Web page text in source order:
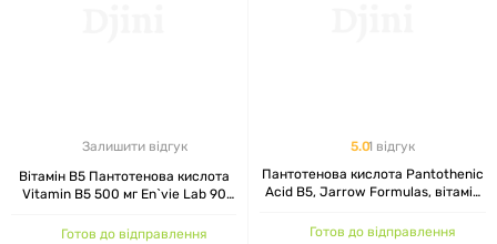
Залишити відгук
Вітамін В5 Пантотенова кислота
Vitamin B5 500 мг En`vie Lab 90
Готов до відправлення
5.01 відгук
Пантотенова кислота Pantothenic
Acid B5, Jarrow Formulas, вітамін
Готов до відправлення